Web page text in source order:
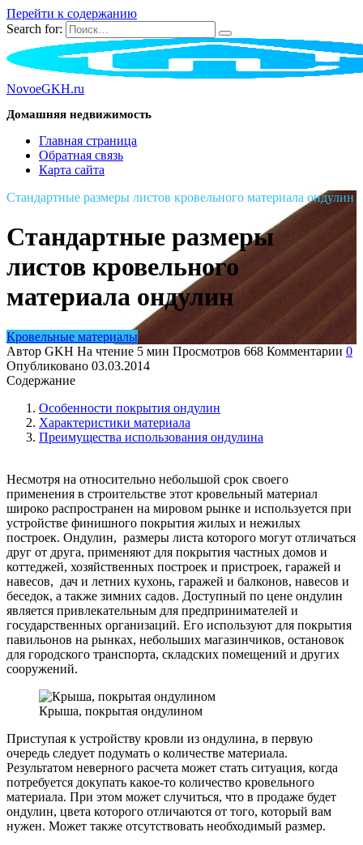
Перейти к содержанию
Search for:
NovoeGKH.ru
Домашняя недвижимость
Главная страница
Обратная связь
Карта сайта
Стандартные размеры листов кровельного материала ондулин
Стандартные размеры
листов кровельного
материала ондулин
Кровельные материалы
Автор GKH На чтение 5 мин Просмотров 668 Комментарии 0
Опубликовано 03.03.2014
Содержание
Особенности покрытия ондулин
Характеристики материала
Преимущества использования ондулина
Несмотря на относительно небольшой срок своего
применения в строительстве этот кровельный материал
широко распространен на мировом рынке и используется при
устройстве финишного покрытия жилых и нежилых
построек. Ондулин, размеры листа которого могут отличаться
друг от друга, применяют для покрытия частных домов и
коттеджей, хозяйственных построек и пристроек, гаражей и
навесов, дач и летних кухонь, гаражей и балконов, навесов и
беседок, а также зимних садов. Доступный по цене ондулин
является привлекательным для предпринимателей и
государственных организаций. Его используют для покрытия
павильонов на рынках, небольших магазинчиков, остановок
для городского транспорта, складских помещений и других
сооружений.
Крыша, покрытая ондулином
Приступая к устройству кровли из ондулина, в первую
очередь следует подумать о количестве материала.
Результатом неверного расчета может стать ситуация, когда
потребуется докупать какое-то количество кровельного
материала. При этом может случиться, что в продаже будет
ондулин, цвета которого отличаются от того, который вам
нужен. Может также отсутствовать необходимый размер.